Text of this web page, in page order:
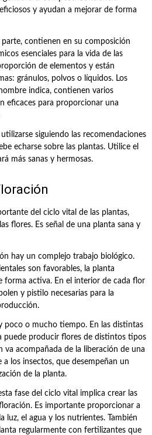
y ayudan a mejorar de forma
parte, contienen en su composición
esenciales para la vida de las
de elementos y están
gránulos, polvos o líquidos. Los
indica, contienen varios
eficaces para proporcionar una
siguiendo las recomendaciones
echarse sobre las plantas. Utilice el
más sanas y hermosas.
del ciclo vital de las plantas,
flores. Es señal de una planta sana y
hay un complejo trabajo biológico.
son favorables, la planta
forma activa. En el interior de cada flor
y pistilo necesarias para la
poco o mucho tiempo. En las distintas
puede producir flores de distintos tipos
va acompañada de la liberación de una
a los insectos, que desempeñan un
de la planta.
fase del ciclo vital implica crear las
Es importante proporcionar a
luz, el agua y los nutrientes. También
regularmente con fertilizantes que